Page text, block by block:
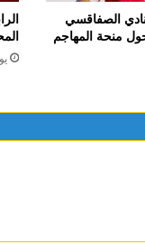
الصفاقسي
منحة المهاجم